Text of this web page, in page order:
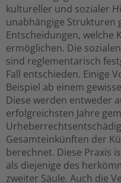
kultureller und sozialer
unabhängige Strukturen
Entscheidungen,
ermöglichen. Die
sind reglementarisch
Fall entschieden. Einige
Beispiel ab einem
Diese werden entweder
erfolgreichsten Jahre
Gesamteinkünften der
berechnet. Diese Praxis
als diejenige des
zweiter Säule. Auch die